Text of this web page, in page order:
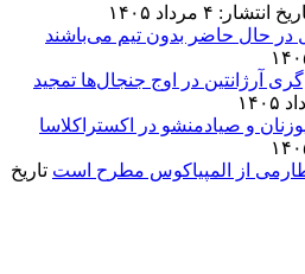
انتشار: ۴ مرداد ۱۴۰۵
در حال حاضر بدون تیم می‌باشند
آرژانتین در اوج جنجال‌ها تمجید
و صیادمنشو در اکستراکلاسا
از المپیاکوس مطرح است تاریخ